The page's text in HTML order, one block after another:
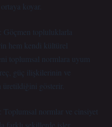
koyar.
Göçmen topluluklarla
hem kendi kültürel
toplumsal normlara uyum
güç ilişkilerinin ve
üretildiğini gösterir.
Toplumsal normlar ve cinsiyet
farklı şekillerde işler.